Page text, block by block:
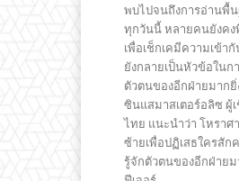
พบไปจนถึงการอ่านพื้นฐานดวงชะต
ทุกวันนี้ หลายคนยังคง
เพื่อเช็กเคมีความเข้า
ยังกลายเป็นหัวข้อใน
ตัวตนของอีกฝ่ายมากยิ่งขึ้น คุณอันธิกา ลิมป์อนั
ซินแสมาสเตอร์อลิซ ผู้
ไทย แนะนำว่า โหราศ
ซ้ายเพื่อปฏิเสธใครสัก
รู้จักตัวตนของอีกฝ่าย